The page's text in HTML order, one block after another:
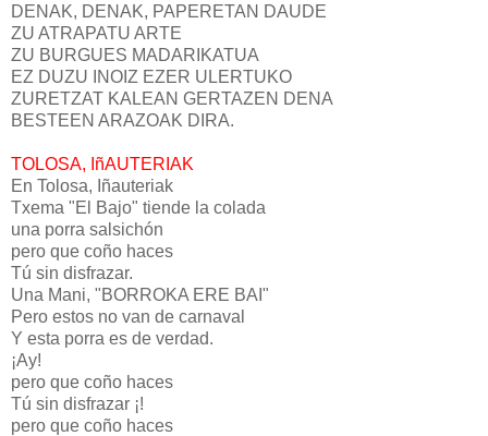
DENAK, DENAK, PAPERETAN DAUDE
ZU ATRAPATU ARTE
ZU BURGUES MADARIKATUA
EZ DUZU INOIZ EZER ULERTUKO
ZURETZAT KALEAN GERTAZEN DENA
BESTEEN ARAZOAK DIRA.
TOLOSA, IñAUTERIAK
En Tolosa, Iñauteriak
Txema "El Bajo" tiende la colada
una porra salsichón
pero que coño haces
Tú sin disfrazar.
Una Mani, "BORROKA ERE BAI"
Pero estos no van de carnaval
Y esta porra es de verdad.
¡Ay!
pero que coño haces
Tú sin disfrazar ¡!
pero que coño haces